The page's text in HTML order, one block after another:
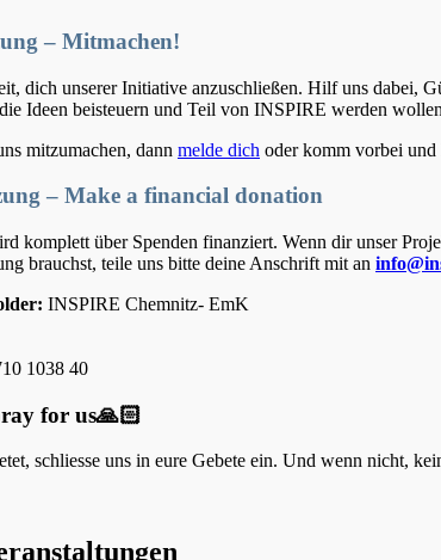
– Mitmachen!
dich unserer Initiative anzuschließen. Hilf uns dabei,
Ideen beisteuern und Teil von INSPIRE werden
mitzumachen, dann melde dich oder komm vorbei und
– Make a financial donation
komplett über Spenden finanziert. Wenn dir unser
brauchst, teile uns bitte deine Anschrift mit an
INSPIRE Chemnitz- EmK
1038 40
for us🙏🏻
schliesse uns in eure Gebete ein. Und wenn nicht,